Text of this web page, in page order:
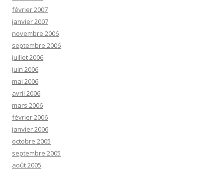
février 2007
janvier 2007
novembre 2006
septembre 2006
juillet 2006
juin 2006
mai 2006
avril 2006
mars 2006
février 2006
janvier 2006
octobre 2005
septembre 2005
août 2005